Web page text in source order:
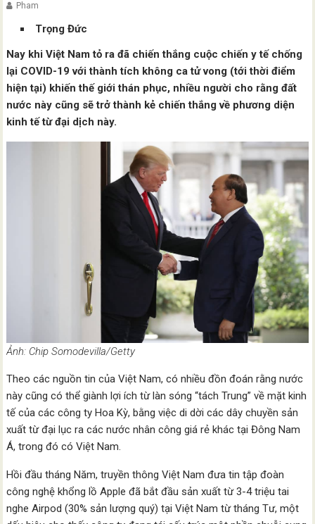
Pham
Trọng Đức
Nay khi Việt Nam tỏ ra đã chiến thắng cuộc chiến y tế chống
lại COVID-19 với thành tích không ca tử vong (tới thời điểm
hiện tại) khiến thế giới thán phục, nhiều người cho rằng đất
nước này cũng sẽ trở thành kẻ chiến thắng về phương diện
kinh tế từ đại dịch này.
Ảnh: Chip Somodevilla/Getty
Theo các nguồn tin của Việt Nam, có nhiều đồn đoán rằng nước
này cũng có thể giành lợi ích từ làn sóng “tách Trung” về mặt kinh
tế của các công ty Hoa Kỳ, bằng việc di dời các dây chuyền sản
xuất từ đại lục ra các nước nhân công giá rẻ khác tại Đông Nam
Á, trong đó có Việt Nam.
Hồi đầu tháng Năm, truyền thông Việt Nam đưa tin tập đoàn
công nghệ khổng lồ Apple đã bắt đầu sản xuất từ 3-4 triệu tai
nghe Airpod (30% sản lượng quý) tại Việt Nam từ tháng Tư, một